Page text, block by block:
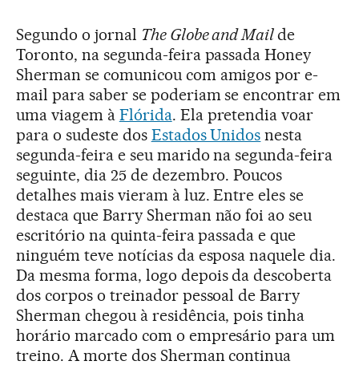
Segundo o jornal The Globe and Mailde
Toronto, na segunda-feira passada Honey
Sherman se comunicou com amigos por e-
mail para saber se poderiam se encontrar em
uma viagem à Flórida. Ela pretendia voar
para o sudeste dos Estados Unidos nesta
segunda-feira e seu marido na segunda-feira
seguinte, dia 25 de dezembro. Poucos
detalhes mais vieram à luz. Entre eles se
destaca que Barry Sherman não foi ao seu
escritório na quinta-feira passada e que
ninguém teve notícias da esposa naquele dia.
Da mesma forma, logo depois da descoberta
dos corpos o treinador pessoal de Barry
Sherman chegou à residência, pois tinha
horário marcado com o empresário para um
treino. A morte dos Sherman continua